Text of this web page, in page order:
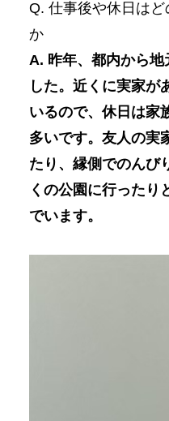
Q. 仕事後や休日は
か
A. 昨年、都内から地
した。近くに実家が
いるので、休日は家
多いです。友人の実
たり、縁側でのんび
くの公園に行ったり
でいます。